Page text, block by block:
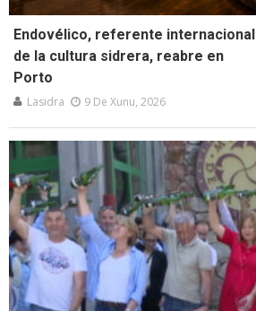
Endovélico, referente internacional
de la cultura sidrera, reabre en
Porto
Lasidra 9 De Xunu, 2026